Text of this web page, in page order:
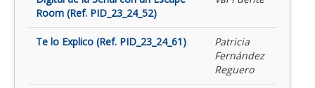
Room (Ref. PID_23_24_52)
Te lo Explico (Ref. PID_23_24_61)
Patricia
Fernández
Reguero